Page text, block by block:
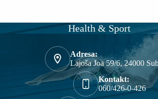
Health & Sport
Adresa:
Lajoša Joa 59/6, 24000
Kontakt:
060/426-0-426